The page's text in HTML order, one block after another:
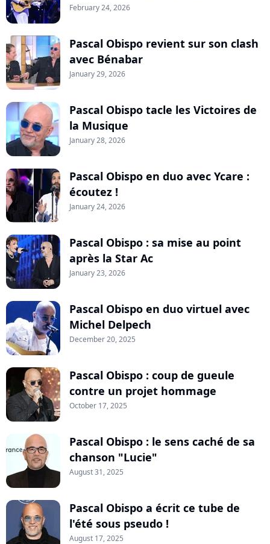
February 24, 2026
Pascal Obispo revient sur son clash
avec Bénabar
January 29, 2026
Pascal Obispo tacle les Victoires de
la Musique
January 28, 2026
Pascal Obispo en duo avec Ycare :
écoutez !
January 24, 2026
Pascal Obispo : sa mise au point
après la Star Ac
January 23, 2026
Pascal Obispo en duo virtuel avec
Michel Delpech
December 20, 2025
Pascal Obispo : coup de gueule
contre un projet hommage
October 17, 2025
Pascal Obispo : le sens caché de sa
chanson "Lucie"
August 31, 2025
Pascal Obispo a écrit ce tube de
l'été sous pseudo !
August 17, 2025